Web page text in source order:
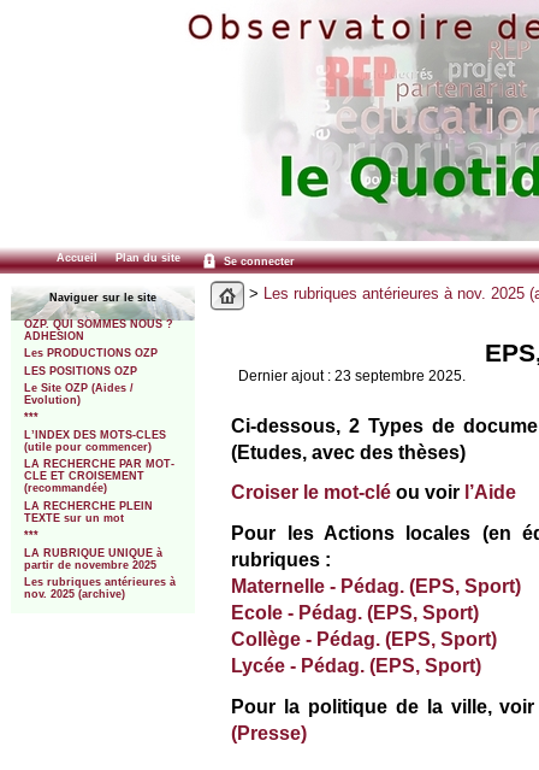
Accueil Plan du site Se connecter
Naviguer sur le site
OZP. QUI SOMMES NOUS ?
ADHESION
Les PRODUCTIONS OZP
LES POSITIONS OZP
Le Site OZP (Aides /
Evolution)
***
L’INDEX DES MOTS-CLES
(utile pour commencer)
LA RECHERCHE PAR MOT-
CLE ET CROISEMENT
(recommandée)
LA RECHERCHE PLEIN
TEXTE sur un mot
***
LA RUBRIQUE UNIQUE à
partir de novembre 2025
Les rubriques antérieures à
nov. 2025 (archive)
> Les rubriques antérieures à nov. 2025
Dernier ajout : 23 septembre 2025.
Ci-dessous, 2 Types de
(Etudes, avec des thèses)
Croiser le mot-clé ou voir l’Aide
Pour les Actions locales (en
rubriques :
Maternelle - Pédag. (EPS, Sport)
Ecole - Pédag. (EPS, Sport)
Collège - Pédag. (EPS, Sport)
Lycée - Pédag. (EPS, Sport)
Pour la politique de la ville,
(Presse)